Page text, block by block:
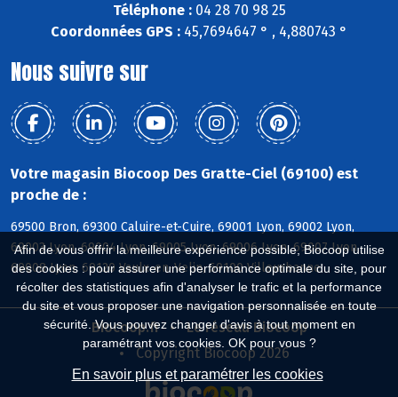
Afin de vous offrir la meilleure expérience possible, Biocoop utilise
des cookies : pour assurer une performance optimale du site, pour
récolter des statistiques afin d'analyser le trafic et la performance
du site et vous proposer une navigation personnalisée en toute
sécurité. Vous pouvez changer d'avis à tout moment en
paramétrant vos cookies. OK pour vous ?
En savoir plus et paramétrer les cookies
Téléphone :04 28 70 98 25
Coordonnées GPS : 45,7694647 ° , 4,880743 °
Nous suivre sur
Votre magasin Biocoop Des Gratte-Ciel (69100) est
proche de :
69500 Bron, 69300 Caluire-et-Cuire, 69001 Lyon, 69002 Lyon,
69003 Lyon, 69004 Lyon, 69005 Lyon, 69006 Lyon, 69007 Lyon,
69008 Lyon, 69120 Vaulx-en-Velin, 69100 Villeurbanne
Biocoop.fr
Le réseau Biocoop
Copyright Biocoop 2026